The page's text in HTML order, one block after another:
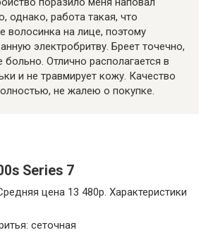
однако, работа такая, что
волосинка на лице, поэтому
электробритву. Бреет точечно,
Отлично располагается в
и не травмирует кожу. Качество
не жалею о покупке.
Series 7
цена 13 480р. Характеристики
сеточная